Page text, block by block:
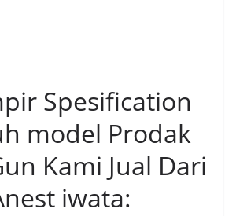
Spesification
model Prodak
Kami Jual Dari
iwata: